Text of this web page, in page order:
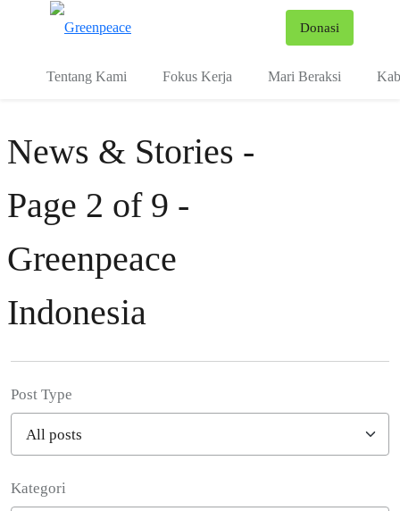
Donasi
Tentang Kami Fokus Kerja Mari Beraksi
News & Stories -
Page 2 of 9 -
Greenpeace
Indonesia
Post Type
Kategori